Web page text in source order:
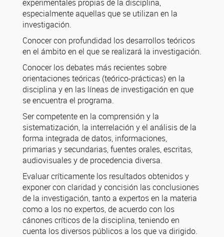
experimentales propias de la disciplina,
especialmente aquellas que se utilizan en la
investigación.
Conocer con profundidad los desarrollos teóricos
en el ámbito en el que se realizará la investigación.
Conocer los debates más recientes sobre
orientaciones teóricas (teórico-prácticas) en la
disciplina y en las líneas de investigación en que
se encuentra el programa.
Ser competente en la comprensión y la
sistematización, la interrelación y el análisis de la
forma integrada de datos, informaciones,
primarias y secundarias, fuentes orales, escritas,
audiovisuales y de procedencia diversa.
Evaluar críticamente los resultados obtenidos y
exponer con claridad y concisión las conclusiones
de la investigación, tanto a expertos en la materia
como a los no expertos, de acuerdo con los
cánones críticos de la disciplina, teniendo en
cuenta los diversos públicos a los que va dirigido.